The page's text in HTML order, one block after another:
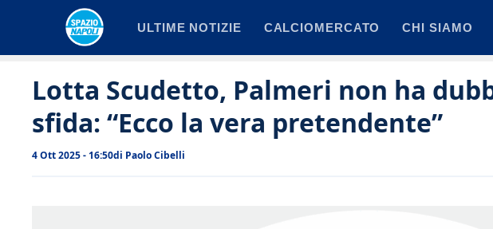
ULTIME NOTIZIE CALCIOMERCATO CHI SIAMO
Lotta Scudetto, Palmeri non ha
sfida: “Ecco la vera pretendente”
4 Ott 2025 - 16:50di Paolo Cibelli